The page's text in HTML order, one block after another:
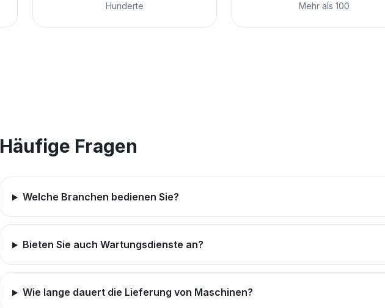
Hunderte Mehr als 100
Häufige Fragen
Welche Branchen bedienen Sie?
Bieten Sie auch Wartungsdienste an?
Wie lange dauert die Lieferung von Maschinen?